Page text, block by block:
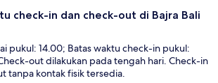
check-in dan check-out di Bajra Bali
pukul: 14.00; Batas waktu check-in pukul:
out dilakukan pada tengah hari. Check-in
tanpa kontak fisik tersedia.